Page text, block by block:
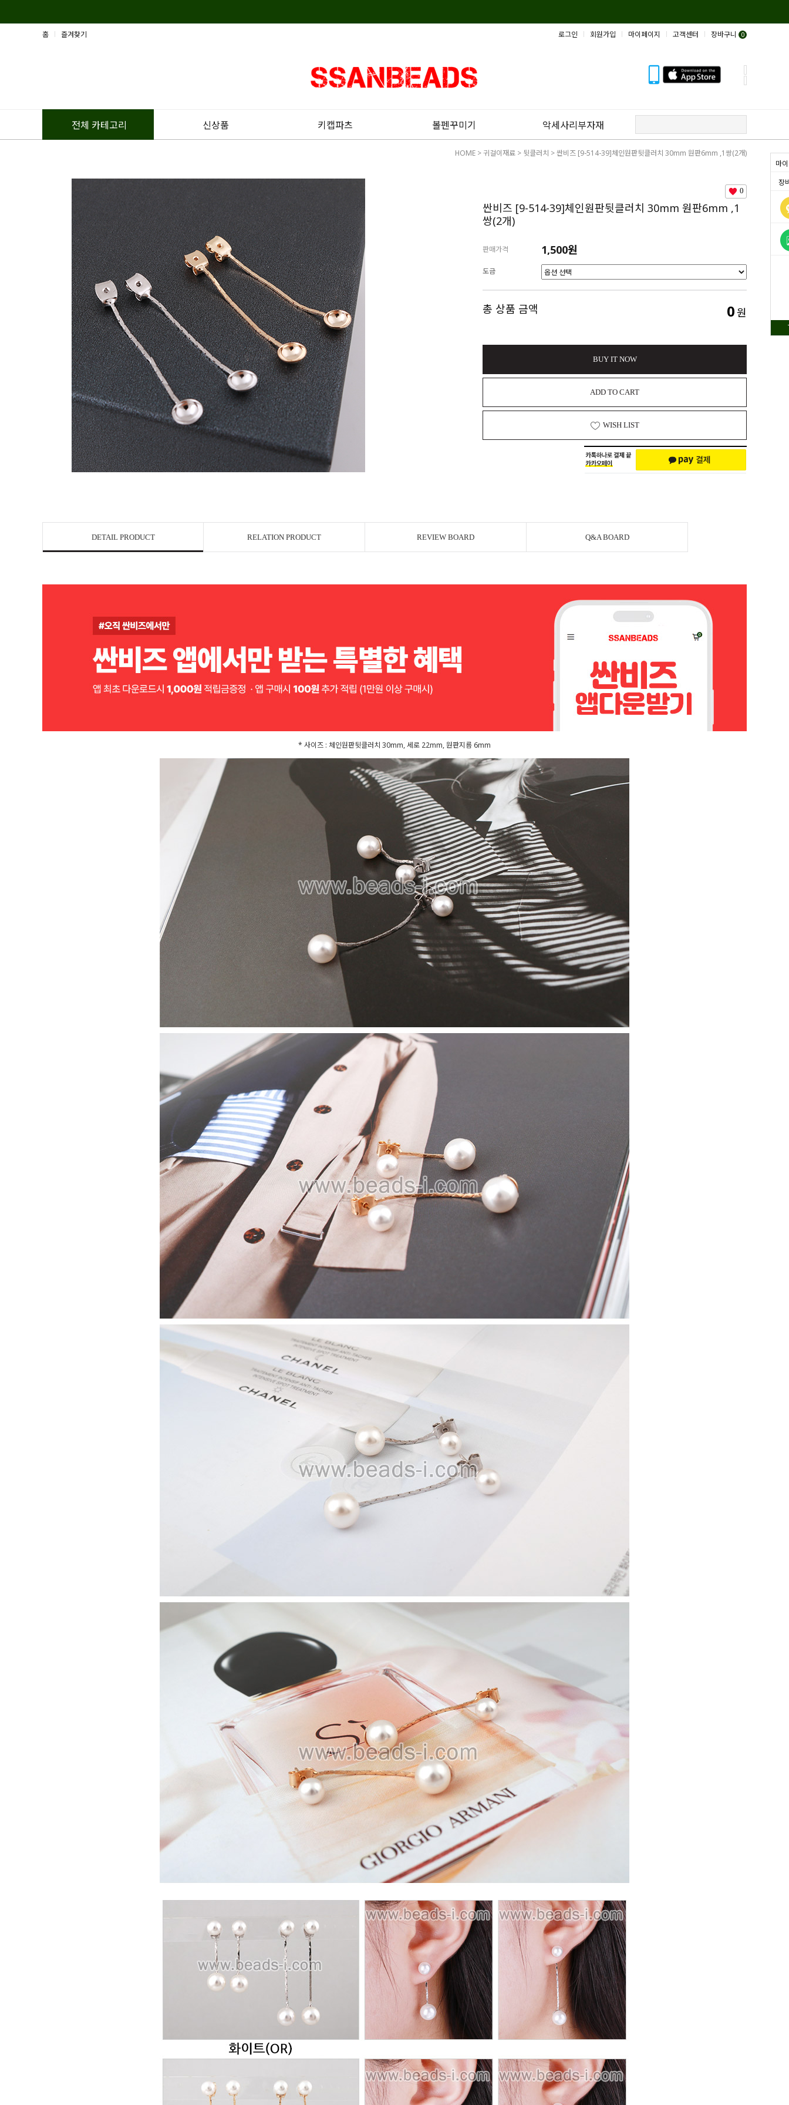
마
장
홈 즐겨찾기 로그인 회원가입 마이페이지 고객센터 장바구니 0
전체 카테고리 신상품 키캡파츠 볼펜꾸미기 악세사리부자재
HOME >귀걸이재료 > 뒷클러치 > 싼비즈 [9-514-39]체인원판뒷클러치 30mm 원판6mm ,1쌍(2개)
0
싼비즈 [9-514-39]체인원판뒷클러치 30mm 원판6mm ,1
쌍(2개)
판매가격 1,500원
도금
총 상품 금액 0원
BUY IT NOW
ADD TO CART
WISH LIST
DETAIL PRODUCT RELATION PRODUCT REVIEW BOARD Q&A BOARD
* 사이즈 : 체인원판뒷클러치 30mm, 세로 22mm, 원판지름 6mm